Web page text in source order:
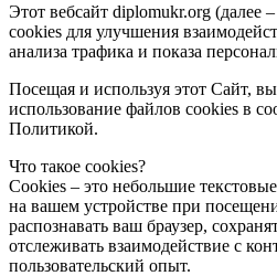
Этот вебсайт diplomukr.org (далее
cookies для улучшения
анализа трафика и показа
Посещая и используя этот Сайт, вы
использование файлов cookies в
Политикой.
Что такое cookies?
Cookies – это небольшие
на вашем устройстве при
распознавать ваш браузер,
отслеживать взаимодействие с
пользовательский опыт.